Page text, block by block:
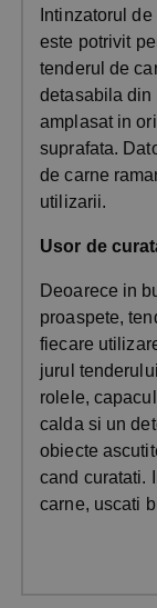
Intinzatorul
este potrivit
tenderul de
detasabila din
amplasat in
suprafata.
de carne
utilizarii.
Usor de
Deoarece in
proaspete,
fiecare
jurul
rolele,
calda si un
obiecte
cand curatati.
carne, uscati